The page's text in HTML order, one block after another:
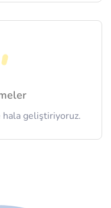
geliştiriyoruz.